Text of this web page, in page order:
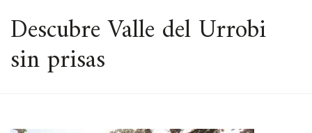
ESPACIO
Descubre Valle del Urrobi
sin prisas